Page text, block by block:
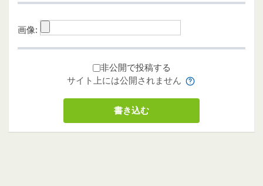
画像:
非公開で投稿する
サイト上には公開されません